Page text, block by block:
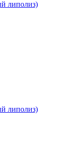
липолиз)
липолиз)